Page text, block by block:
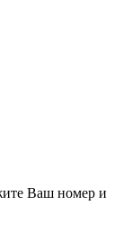
Ваш номер и